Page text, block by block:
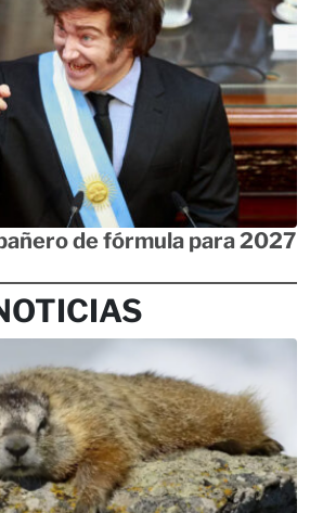
de fórmula para 2027